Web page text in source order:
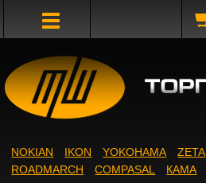
NOKIAN IKON YOKOHAMA ZETA
ROADMARCH
COMPASAL КАМА